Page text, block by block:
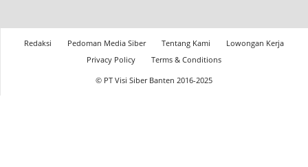
Redaksi Pedoman Media Siber Tentang Kami
Lowongan Kerja
Privacy Policy
Terms & Conditions
© PT Visi Siber Banten 2016-2025